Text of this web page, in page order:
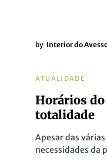
by Interior do
ATUALIDADE
Horários
totalidade
Apesar das
necessidades da